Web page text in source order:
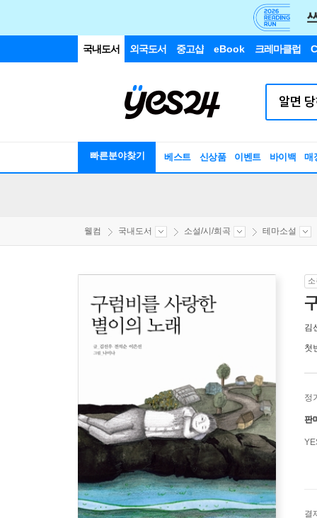
국내도서 외국도서 중고샵 eBook 크레마클럽
빠른분야찾기 베스트 신상품 이벤트 바이백 매
웰컴 국내도서 소설/시/희곡 테마소설
김
첫
정
판
결